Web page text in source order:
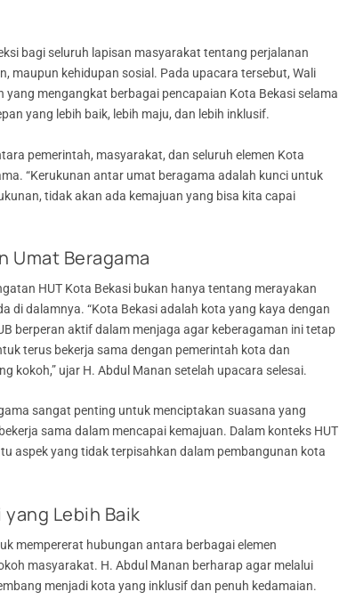
bagi seluruh lapisan masyarakat tentang perjalanan
maupun kehidupan sosial. Pada upacara tersebut, Wali
mengangkat berbagai pencapaian Kota Bekasi selama
yang lebih baik, lebih maju, dan lebih inklusif.
pemerintah, masyarakat, dan seluruh elemen Kota
“Kerukunan antar umat beragama adalah kunci untuk
tidak akan ada kemajuan yang bisa kita capai
Umat Beragama
HUT Kota Bekasi bukan hanya tentang merayakan
di dalamnya. “Kota Bekasi adalah kota yang kaya dengan
berperan aktif dalam menjaga agar keberagaman ini tetap
terus bekerja sama dengan pemerintah kota dan
kokoh,” ujar H. Abdul Manan setelah upacara selesai.
sangat penting untuk menciptakan suasana yang
sama dalam mencapai kemajuan. Dalam konteks HUT
aspek yang tidak terpisahkan dalam pembangunan kota
Lebih Baik
mempererat hubungan antara berbagai elemen
masyarakat. H. Abdul Manan berharap agar melalui
menjadi kota yang inklusif dan penuh kedamaian.